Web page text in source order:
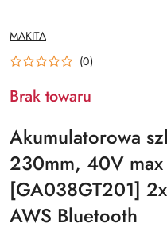
NAZWA
PRODUCENTA:
MAKITA
(0)
Brak towaru
Akumulatorowa
230mm, 40V max
[GA038GT201]
AWS Bluetooth